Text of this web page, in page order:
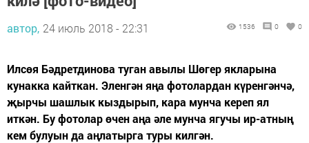
автор, 24 июль 2018 - 22:31 1536 0 0
Илсөя Бәдретдинова туган авылы Шөгер якларына
кунакка кайткан. Эленгән яңа фотолардан күренгәнчә,
җырчы шашлык кыздырып, кара мунча кереп ял
иткән. Бу фотолар өчен аңа әле мунча ягучы ир-атның
кем булуын да аңлатырга туры килгән.